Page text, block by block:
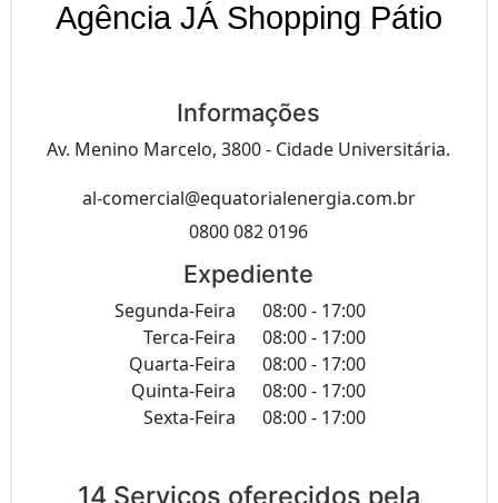
Agência JÁ Shopping Pátio
Informações
Av. Menino Marcelo, 3800 - Cidade Universitária.
al-comercial@equatorialenergia.com.br
0800 082 0196
Expediente
Segunda-Feira
08:00 - 17:00
Terca-Feira
08:00 - 17:00
Quarta-Feira
08:00 - 17:00
Quinta-Feira
08:00 - 17:00
Sexta-Feira
08:00 - 17:00
14 Serviços oferecidos pela